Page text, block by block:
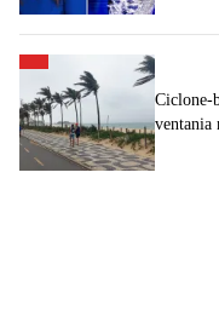
Ciclone-
ventania